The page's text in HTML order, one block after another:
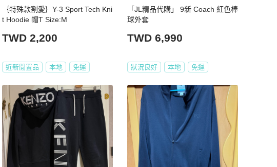
｛特殊款割愛｝Y-3 Sport Tech Kni
t Hoodie 帽T Size:M
TWD 2,200
近新閒置品 本地 免運
「JL精品代購」 9新 Coach 紅色棒
球外套
TWD 6,990
狀況良好 本地 免運